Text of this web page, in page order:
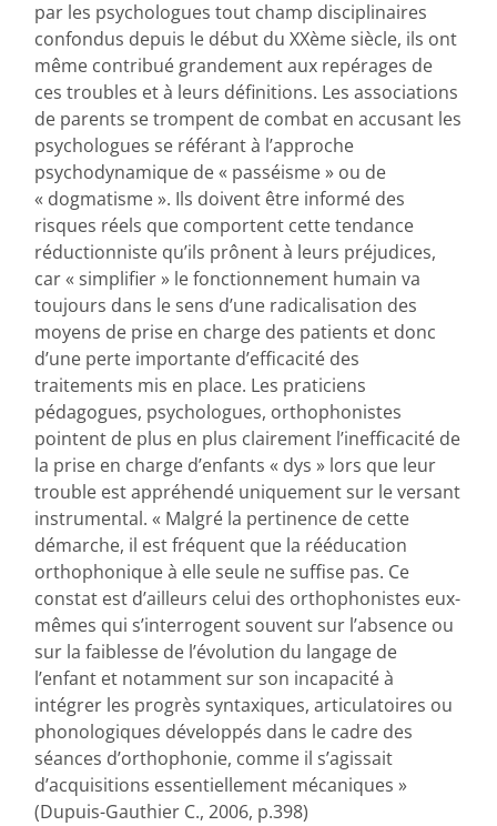
par les psychologues tout champ disciplinaires
confondus depuis le début du XXème siècle, ils ont
même contribué grandement aux repérages de
ces troubles et à leurs définitions. Les associations
de parents se trompent de combat en accusant les
psychologues se référant à l’approche
psychodynamique de « passéisme » ou de
« dogmatisme ». Ils doivent être informé des
risques réels que comportent cette tendance
réductionniste qu’ils prônent à leurs préjudices,
car « simplifier » le fonctionnement humain va
toujours dans le sens d’une radicalisation des
moyens de prise en charge des patients et donc
d’une perte importante d’efficacité des
traitements mis en place. Les praticiens
pédagogues, psychologues, orthophonistes
pointent de plus en plus clairement l’inefficacité de
la prise en charge d’enfants « dys » lors que leur
trouble est appréhendé uniquement sur le versant
instrumental. « Malgré la pertinence de cette
démarche, il est fréquent que la rééducation
orthophonique à elle seule ne suffise pas. Ce
constat est d’ailleurs celui des orthophonistes eux-
mêmes qui s’interrogent souvent sur l’absence ou
sur la faiblesse de l’évolution du langage de
l’enfant et notamment sur son incapacité à
intégrer les progrès syntaxiques, articulatoires ou
phonologiques développés dans le cadre des
séances d’orthophonie, comme il s’agissait
d’acquisitions essentiellement mécaniques »
(Dupuis-Gauthier C., 2006, p.398)